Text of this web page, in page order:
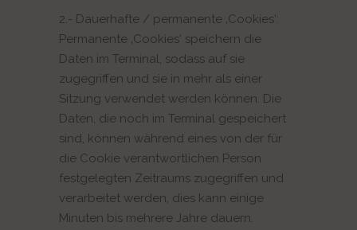
2.- Dauerhafte / permanente ‚Cookies‘:
Permanente ‚Cookies‘ speichern die
Daten im Terminal, sodass auf sie
zugegriffen und sie in mehr als einer
Sitzung verwendet werden können. Die
Daten, die noch im Terminal gespeichert
sind, können während eines von der für
die Cookie verantwortlichen Person
festgelegten Zeitraums zugegriffen und
verarbeitet werden, dies kann einige
Minuten bis mehrere Jahre dauern.